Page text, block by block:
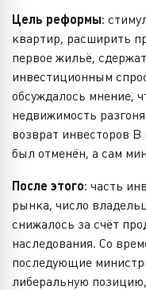
Цель реформы:
квартир, расширить
первое жильё,
инвестиционным
обсуждалось мнение,
недвижимость
возврат инвесторов В
был отменён, а сам
После этого: часть
рынка, число
снижалось за счёт
наследования. Со
последующие
либеральную